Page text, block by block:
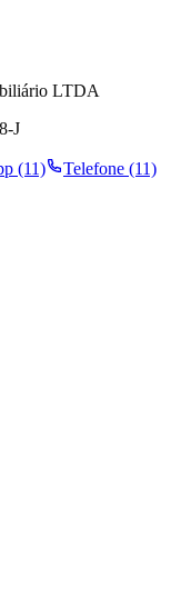
LTDA
J
(11)
Telefone (11)